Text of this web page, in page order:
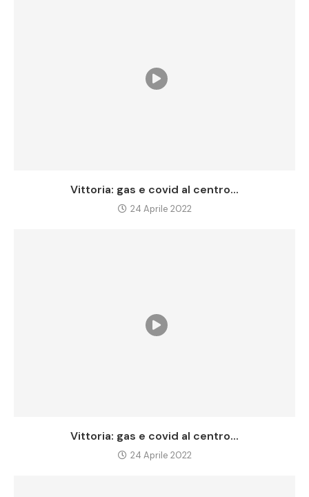
Vittoria: gas e covid al centro...
24 Aprile 2022
Vittoria: gas e covid al centro...
24 Aprile 2022